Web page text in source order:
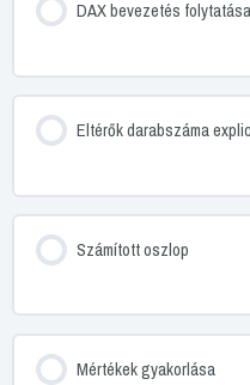
DAX bevezetés folytatása
Eltérők darabszáma
Számított oszlop
Mértékek gyakorlása